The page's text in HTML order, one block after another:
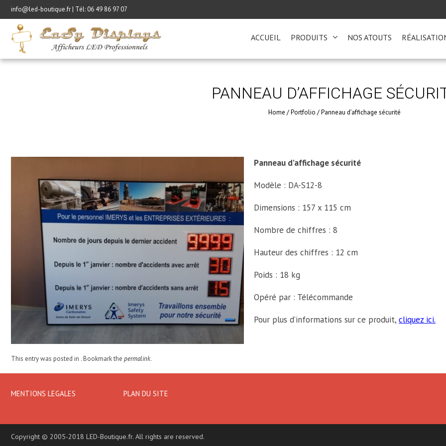
info@led-boutique.fr | Tél: 06 49 86 97 07
ACCUEIL PRODUITS NOS ATOUTS
PANNEAU D’AFFICHAGE
Home /Portfolio /Panneau d’affichage sécurité
Panneau d’affichage sécurité
Modèle : DA-S12-8
Dimensions : 157 x 115 cm
Nombre de chiffres : 8
Hauteur des chiffres : 12 cm
Poids : 18 kg
Opéré par : Télécommande
Pour plus d’informations sur ce produit, cliquez ici.
This entry was posted in . Bookmark the permalink.
MENTIONS LEGALES PLAN DU SITE
Copyright © 2005-2018 LED-Boutique.fr. All rights are reserved.